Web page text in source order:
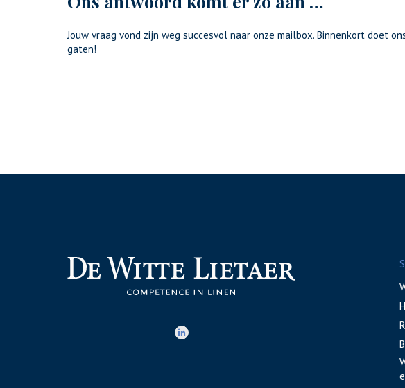
Jouw vraag vond zijn weg succesvol naar onze mailbox. Binnenkort doet
gaten!